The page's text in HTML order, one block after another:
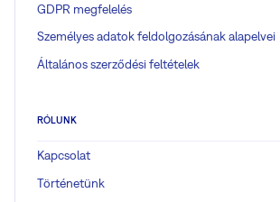
GDPR megfelelés
Személyes adatok feldolgozásának alapelvei
Általános szerződési feltételek
RÓLUNK
Kapcsolat
Történetünk